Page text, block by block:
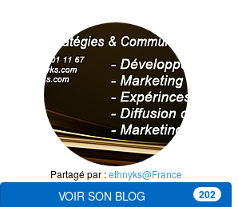
Partagé par :ethnyks@France
VOIR SON BLOG 202